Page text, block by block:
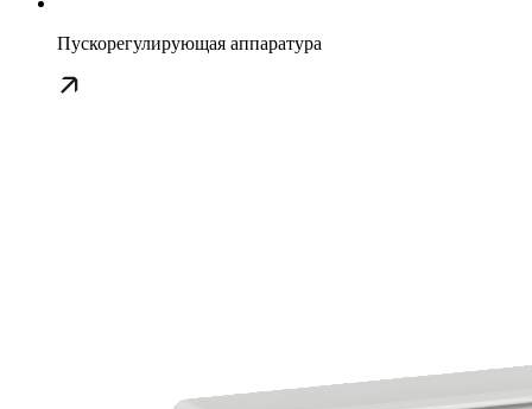
Пускорегулирующая аппаратура